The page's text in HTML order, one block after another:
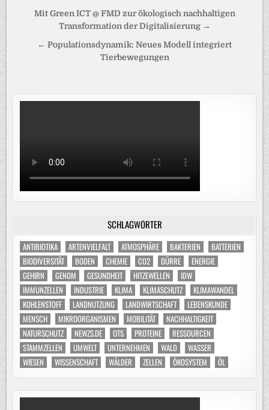
Beitragsnavigation
Mit Green ICT @ FMD zur ökologisch nachhaltigen
Transformation der Digitalisierung →
← Populationsdynamik: Neues Modell integriert
Tierbewegungen
SCHLAGWÖRTER
ANTIBIOTIKA ARTENVIELFALT ATMOSPHÄRE BAKTERIEN
BATTERIEN
BIODIVERSITÄT
BODEN CHEMIE CO2 DÜRRE
ENERGIE
GEHIRN
GENOM GESUNDHEIT HITZEWELLEN
IDW
IMMUNZELLEN
INDUSTRIE KLIMA KLIMASCHUTZ
KLIMAWANDEL
KOHLENSTOFF
LANDNUTZUNG LANDWIRTSCHAFT
LEBENSKUNDE
MENSCH
MIKROORGANISMEN MOBILITÄT
NACHHALTIGKEIT
NATURSCHUTZ
NEWZS.DE OTS PROTEINE
RESSOURCEN
STAMMZELLEN
UMWELT UNTERNEHMEN WALD
WASSER
WIESEN
WISSENSCHAFT WÄLDER ZELLEN ÖKOSYSTEM ÖL